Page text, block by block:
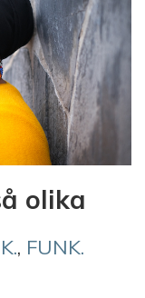
olika
, FUNK.